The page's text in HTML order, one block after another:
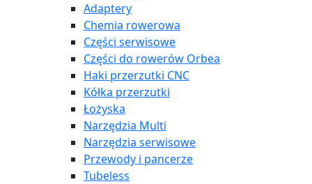
Adaptery
Chemia rowerowa
Części serwisowe
Części do rowerów Orbea
Haki przerzutki CNC
Kółka przerzutki
Łożyska
Narzędzia Multi
Narzędzia serwisowe
Przewody i pancerze
Tubeless